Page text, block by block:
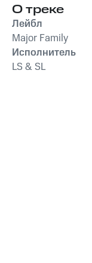
О треке
Лейбл
Major Family
Исполнитель
LS & SL